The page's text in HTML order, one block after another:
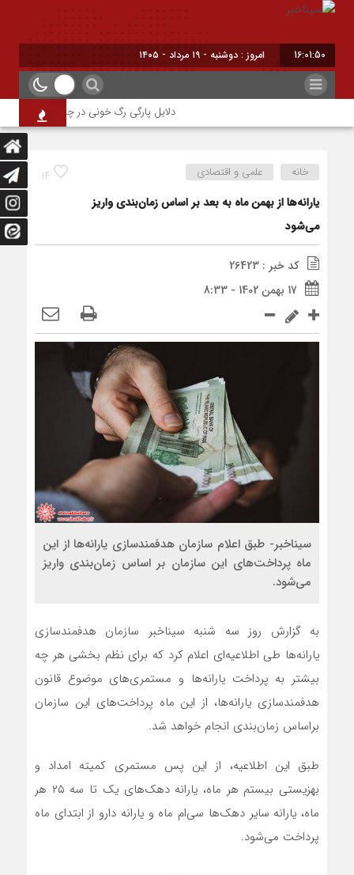
16:01:51 امروز : دوشنبه - ۱۹ مرداد - ۱۴۰۵
دلایل پارگی رگ خونی در چشم/ چه موقع
14 خانه علمی و اقتصادی
یارانه‌ها از بهمن ماه به بعد بر اساس زمان‌بندی واریز
می‌شود
کد خبر : 26423
17 بهمن 1402 - 8:33
سیناخبر- طبق اعلام سازمان هدفمندسازی یارانه‌ها از این
ماه پرداخت‌های این سازمان بر اساس زمان‌بندی واریز
می‌شود.
به گزارش روز سه شنبه سیناخبر سازمان هدفمندسازی
یارانه‌ها طی اطلاعیه‌ای اعلام کرد که برای نظم بخشی هر چه
بیشتر به پرداخت یارانه‌ها و مستمری‌های موضوع قانون
هدفمندسازی یارانه‌ها، از این ماه پرداخت‌های این سازمان
براساس زمان‌بندی انجام خواهد شد.
طبق این اطلاعیه، از این پس مستمری کمیته امداد و
بهزیستی بیستم هر ماه، یارانه دهک‌های یک تا سه ۲۵ هر
ماه، یارانه سایر دهک‌ها سی‌ام ماه و یارانه دارو از ابتدای ماه
پرداخت می‌شود.